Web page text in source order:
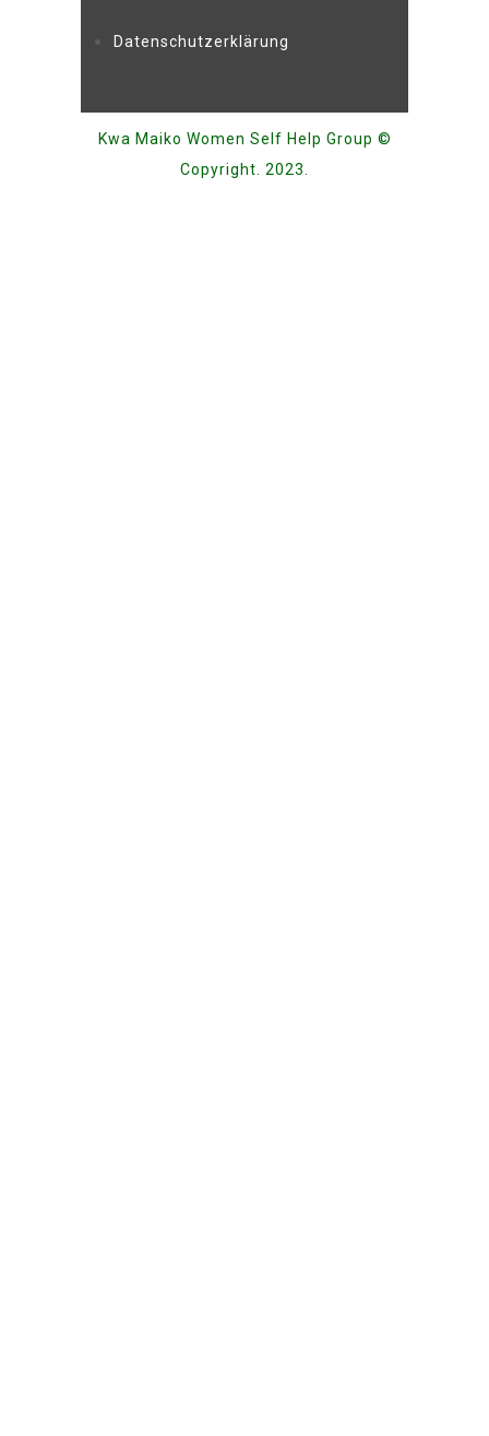
Datenschutzerklärung
Kwa Maiko Women Self Help Group ©
Copyright. 2023.